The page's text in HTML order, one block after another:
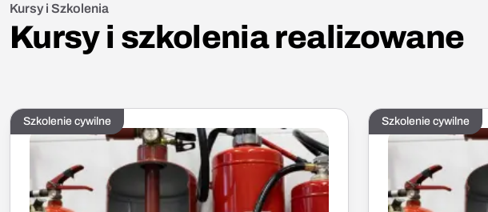
Kursy i Szkolenia
Kursy i szkolenia realizowane
Szkolenie cywilne Szkolenie cywilne